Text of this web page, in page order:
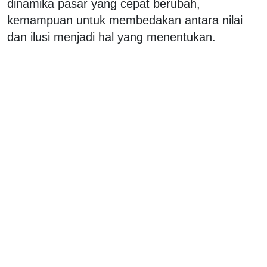
dinamika pasar yang cepat berubah,
kemampuan untuk membedakan antara nilai
dan ilusi menjadi hal yang menentukan.